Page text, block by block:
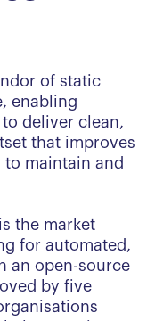
of static
enabling
deliver clean,
that improves
to maintain and
the market
for automated,
an open-source
by five